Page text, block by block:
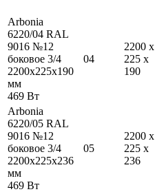
Arbonia
6220/04 RAL
9016 №12
боковое 3/4
2200x225x190
мм
469 Вт
04
2200 x
225 x
190
Arbonia
6220/05 RAL
9016 №12
боковое 3/4
2200x225x236
мм
469 Вт
05
2200 x
225 x
236